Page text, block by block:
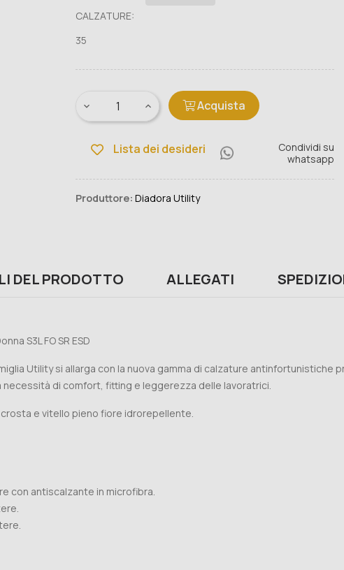
CALZATURE:
35
Acquista
Lista dei desideri
Condividi su
whatsapp
Produttore: Diadora Utility
DEL PRODOTTO ALLEGATI
S3L FO SR ESD
Utility si allarga con la nuova gamma di calzature
di comfort, fitting e leggerezza delle lavoratrici.
e vitello pieno fiore idrorepellente.
con antiscalzante in microfibra.